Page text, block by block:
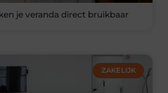
je veranda direct bruikbaar
ZAKELIJK